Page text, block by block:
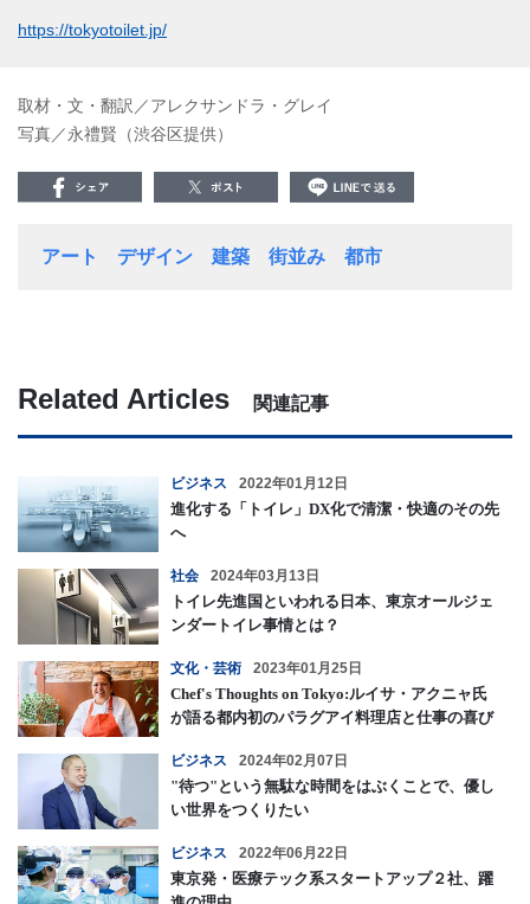
https://tokyotoilet.jp/
取材・文・翻訳／アレクサンドラ・グレイ
写真／永禮賢（渋谷区提供）
アート デザイン 建築 街並み 都市
Related Articles 関連記事
ビジネス 2022年01月12日
進化する「トイレ」DX化で清潔・快適のその先
へ
社会 2024年03月13日
トイレ先進国といわれる日本、東京オールジェ
ンダートイレ事情とは？
文化・芸術 2023年01月25日
Chef's Thoughts on Tokyo:ルイサ・アクニャ氏
が語る都内初のパラグアイ料理店と仕事の喜び
ビジネス 2024年02月07日
"待つ"という無駄な時間をはぶくことで、優し
い世界をつくりたい
ビジネス 2022年06月22日
東京発・医療テック系スタートアップ２社、躍